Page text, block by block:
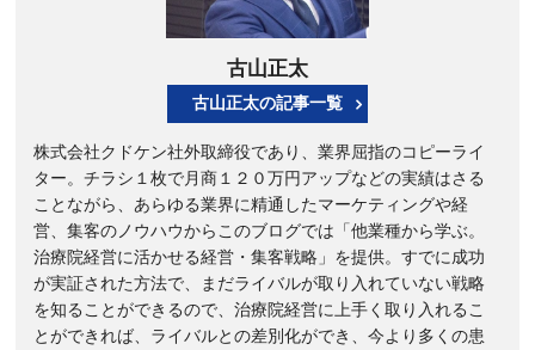
古山正太
古山正太の記事一覧
株式会社クドケン社外取締役であり、業界屈指のコピーライ
ター。チラシ１枚で月商１２０万円アップなどの実績はさる
ことながら、あらゆる業界に精通したマーケティングや経
営、集客のノウハウからこのブログでは「他業種から学ぶ。
治療院経営に活かせる経営・集客戦略」を提供。すでに成功
が実証された方法で、まだライバルが取り入れていない戦略
を知ることができるので、治療院経営に上手く取り入れるこ
とができれば、ライバルとの差別化ができ、今より多くの患